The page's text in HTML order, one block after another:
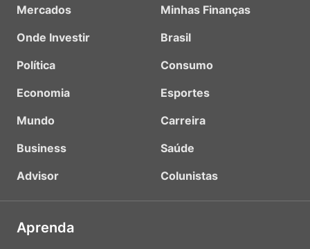
Mercados
Onde Investir
Política
Economia
Mundo
Business
Advisor
Minhas Finanças
Brasil
Consumo
Esportes
Carreira
Saúde
Colunistas
Aprenda